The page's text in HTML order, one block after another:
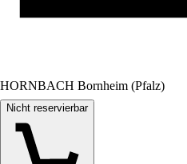
HORNBACH Bornheim (Pfalz)
Nicht reservierbar